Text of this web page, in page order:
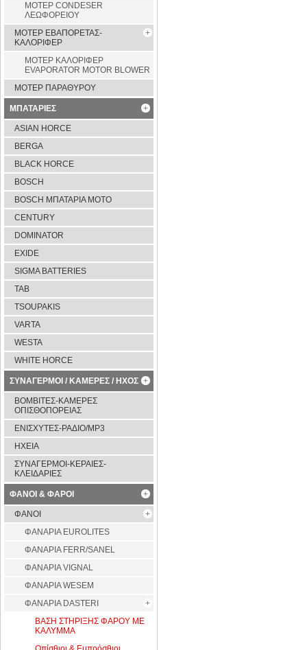
ΜΟΤΕΡ CONDESER
ΛΕΩΦΟΡΕΙΟΥ
ΜΟΤΕΡ ΕΒΑΠΟΡΕΤΑΣ-
ΚΑΛΟΡΙΦΕΡ
ΜΟΤΕΡ ΚΑΛΟΡΙΦΕΡ
EVAPORATOR MOTOR BLOWER
ΜΟΤΕΡ ΠΑΡΑΘΥΡΟΥ
ΜΠΑΤΑΡΙΕΣ
ASIAN HORCE
BERGA
BLACK HORCE
BOSCH
BOSCH ΜΠΑΤΑΡΙΑ ΜΟΤΟ
CENTURY
DOMINATOR
EXIDE
SIGMA BATTERIES
TAB
TSOUPAKIS
VARTA
WESTA
WHITE HORCE
ΣΥΝΑΓΕΡΜΟΙ / ΚΑΜΕΡΕΣ / ΗΧΟΣ
ΒΟΜΒΙΤΕΣ-ΚΑΜΕΡΕΣ
ΟΠΙΣΘΟΠΟΡΕΙΑΣ
ΕΝΙΣΧΥΤΕΣ-ΡΑΔΙΟ/MP3
ΗΧΕΙΑ
ΣΥΝΑΓΕΡΜΟΙ-ΚΕΡΑΙΕΣ-
ΚΛΕΙΔΑΡΙΕΣ
ΦΑΝΟΙ & ΦΑΡΟΙ
ΦΑΝΟΙ
ΦAΝΑΡΙΑ EUROLITES
ΦΑΝΑΡΙΑ FERR/SANEL
ΦΑΝΑΡΙΑ VIGNAL
ΦΑΝΑΡΙΑ WESEM
ΦΑΝΑΡΙΑ DASTERI
ΒΑΣΗ ΣΤΗΡΙΞΗΣ ΦΑΡΟΥ ΜΕ
ΚΑΛΥΜΜΑ